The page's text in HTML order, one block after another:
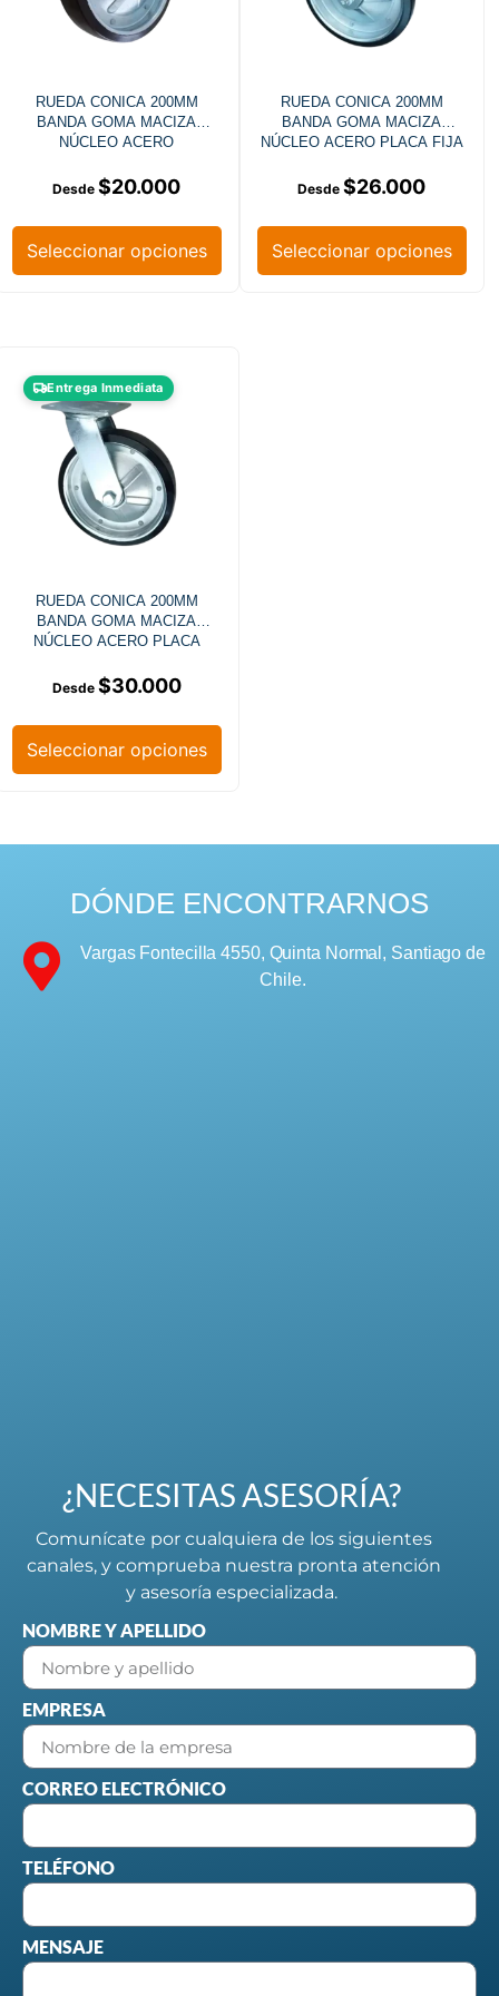
RUEDA CONICA 200MM
BANDA GOMA MACIZA
NÚCLEO ACERO
$20.000
Seleccionar opciones
RUEDA CONICA 200MM
BANDA GOMA MACIZA
NÚCLEO ACERO PLACA FIJA
$26.000
Seleccionar opciones
Entrega Inmediata
RUEDA CONICA 200MM
BANDA GOMA MACIZA
NÚCLEO ACERO PLACA
$30.000
Seleccionar opciones
DÓNDE ENCONTRARNOS
Vargas Fontecilla 4550, Quinta Normal, Santiago de
Chile.
¿NECESITAS ASESORÍA?
Comunícate por cualquiera de los siguientes
canales, y comprueba nuestra pronta atención
y asesoría especializada.
NOMBRE Y APELLIDO
EMPRESA
CORREO ELECTRÓNICO
TELÉFONO
MENSAJE